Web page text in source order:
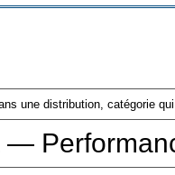
une distribution, catégorie
—